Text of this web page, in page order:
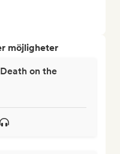
möjligheter
on the